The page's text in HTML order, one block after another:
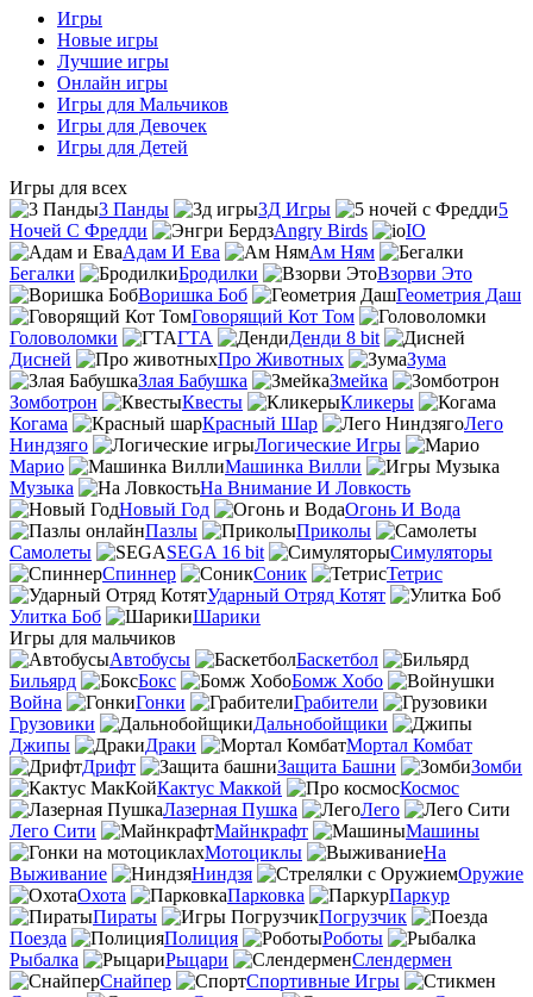
Игры
Новые игры
Лучшие игры
Онлайн игры
Игры для Мальчиков
Игры для Девочек
Игры для Детей
Игры для всех
3 Панды
3Д Игры
5
Ночей С Фредди
Angry Birds
IO
Адам И Ева
Ам Ням
Бегалки
Бродилки
Взорви Это
Воришка Боб
Геометрия Даш
Говорящий Кот Том
Головоломки
ГТА
Денди 8 bit
Дисней
Про Животных
Зума
Злая Бабушка
Змейка
Зомботрон
Квесты
Кликеры
Когама
Красный Шар
Лего
Ниндзяго
Логические Игры
Марио
Машинка Вилли
Музыка
На Внимание И Ловкость
Новый Год
Огонь И Вода
Пазлы
Приколы
Самолеты
SEGA 16 bit
Симуляторы
Спиннер
Соник
Тетрис
Ударный Отряд Котят
Улитка Боб
Шарики
Игры для мальчиков
Автобусы
Баскетбол
Бильярд
Бокс
Бомж Хобо
Война
Гонки
Грабители
Грузовики
Дальнобойщики
Джипы
Драки
Мортал Комбат
Дрифт
Защита Башни
Зомби
Кактус Маккой
Космос
Лазерная Пушка
Лего
Лего Сити
Майнкрафт
Машины
Мотоциклы
На
Выживание
Ниндзя
Оружие
Охота
Парковка
Паркур
Пираты
Погрузчик
Поезда
Полиция
Роботы
Рыбалка
Рыцари
Слендермен
Снайпер
Спортивные Игры